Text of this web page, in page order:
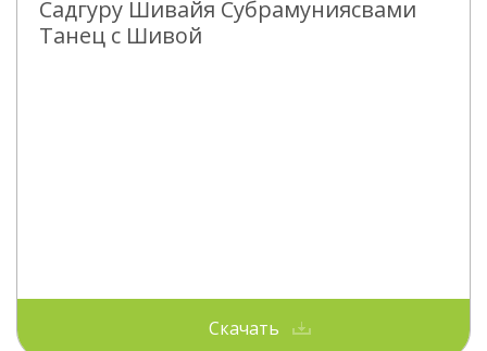
Садгуру Шивайя Субрамуниясвами
Танец с Шивой
Скачать